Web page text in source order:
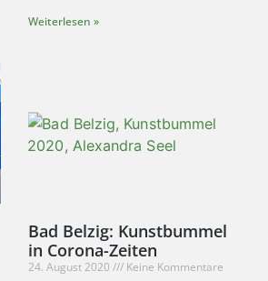
Weiterlesen »
Bad Belzig: Kunstbummel
in Corona-Zeiten
24. August 2020 Keine Kommentare